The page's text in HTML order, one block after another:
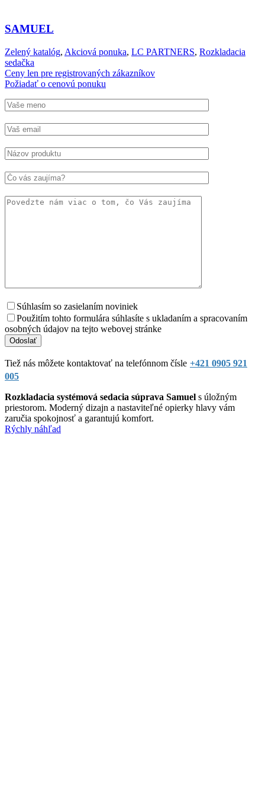
SAMUEL
Zelený katalóg, Akciová ponuka, LC PARTNERS, Rozkladacia
sedačka
Ceny len pre registrovaných zákazníkov
Požiadať o cenovú ponuku
Súhlasím so zasielaním noviniek
Použitím tohto formulára súhlasíte s ukladaním a spracovaním
osobných údajov na tejto webovej stránke
Tiež nás môžete kontaktovať na telefónnom čísle +421 0905 921
005
Rozkladacia systémová sedacia súprava Samuel s úložným
priestorom. Moderný dizajn a nastaviteľné opierky hlavy vám
zaručia spokojnosť a garantujú komfort.
Rýchly náhľad